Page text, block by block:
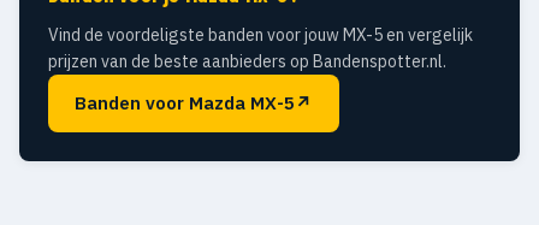
Vind de voordeligste banden voor jouw MX-5 en vergelijk
prijzen van de beste aanbieders op Bandenspotter.nl.
Banden voor Mazda MX-5 ↗